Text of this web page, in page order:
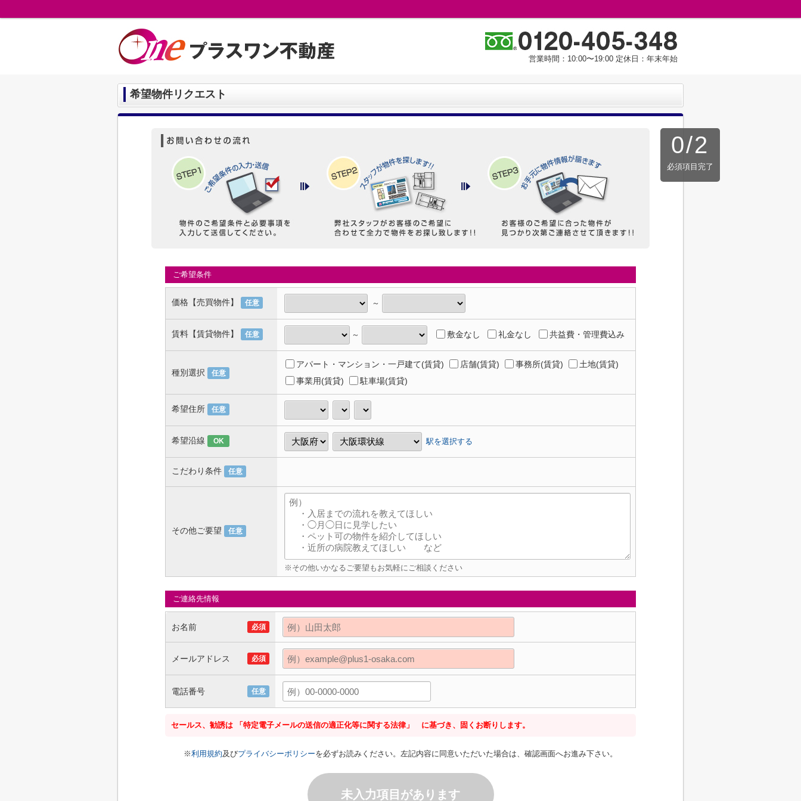
営業時間：10:00〜19:00 定休日：年末年始
希望物件リクエスト
0/2
必須項目完了
ご希望条件
価格【売買物件】 任意 ～
賃料【賃貸物件】 任意 ～ 敷金なし 礼金なし 共益費・管理費込み
種別選択 任意
アパート・マンション・一戸建て(賃貸) 店舗(賃貸) 事務所(賃貸)
土地(賃貸)
事業用(賃貸)
駐車場(賃貸)
希望住所 任意
希望沿線 OK 駅を選択する
こだわり条件 任意
その他ご要望 任意
※その他いかなるご要望もお気軽にご相談ください
ご連絡先情報
お名前 必須
メールアドレス 必須
電話番号 任意
セールス、勧誘は 「特定電子メールの送信の適正化等に関する法律」 に基づき、固くお断りします。
※利用規約及びプライバシーポリシーを必ずお読みください。左記内容に同意いただいた場合は、確認画面へお進み下さい。
未入力項目があります